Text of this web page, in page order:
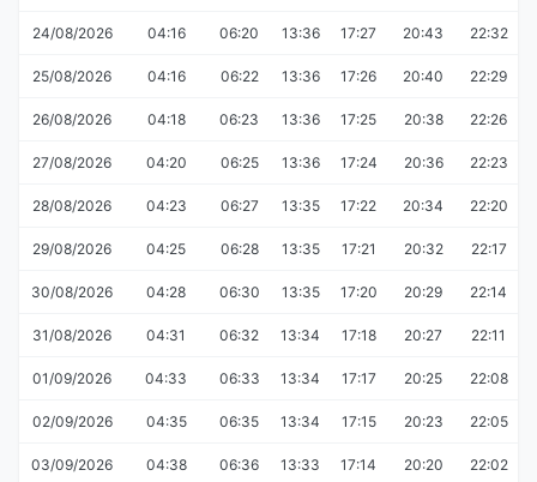
24/08/2026 04:16 06:20 13:36 17:27 20:43 22:32
25/08/2026 04:16 06:22 13:36 17:26 20:40 22:29
26/08/2026 04:18 06:23 13:36 17:25 20:38 22:26
27/08/2026 04:20 06:25 13:36 17:24 20:36 22:23
28/08/2026 04:23 06:27 13:35 17:22 20:34 22:20
29/08/2026 04:25 06:28 13:35 17:21 20:32 22:17
30/08/2026 04:28 06:30 13:35 17:20 20:29 22:14
31/08/2026 04:31 06:32 13:34 17:18 20:27 22:11
01/09/2026 04:33 06:33 13:34 17:17 20:25 22:08
02/09/2026 04:35 06:35 13:34 17:15 20:23 22:05
03/09/2026 04:38 06:36 13:33 17:14 20:20 22:02